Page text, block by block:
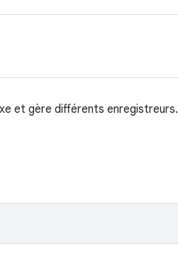
et gère différents enregistreurs.